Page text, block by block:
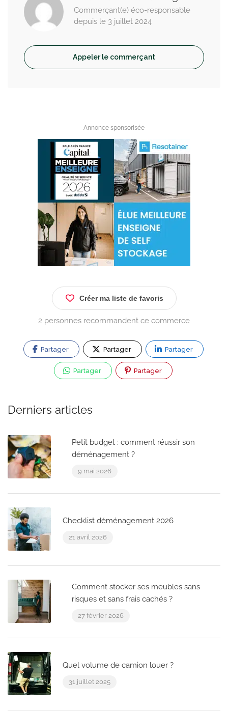
Commerçant(e) éco-responsable
depuis le 3 juillet 2024
Appeler le commerçant
Annonce sponsorisée
Créer ma liste de favoris
2 personnes recommandent ce commerce
Partager Partager Partager
Partager Partager
Derniers articles
Petit budget : comment réussir son
déménagement ?
9 mai 2026
Checklist déménagement 2026
21 avril 2026
Comment stocker ses meubles sans
risques et sans frais cachés ?
27 février 2026
Quel volume de camion louer ?
31 juillet 2025